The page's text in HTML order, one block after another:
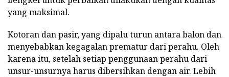
yang maksimal.
Kotoran dan pasir, yang dipalu turun antara balon dan
menyebabkan kegagalan prematur dari perahu. Oleh
karena itu, setelah setiap penggunaan perahu dari
unsur-unsurnya harus dibersihkan dengan air. Lebih